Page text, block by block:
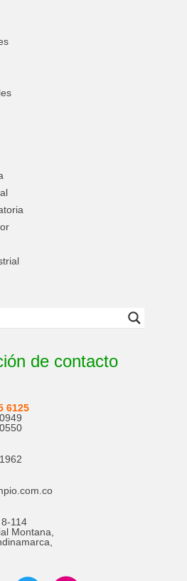
de contacto
6125
114
Montana,